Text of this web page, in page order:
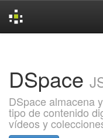
DSpace
DSpace almacena
tipo de contenido
vídeos y